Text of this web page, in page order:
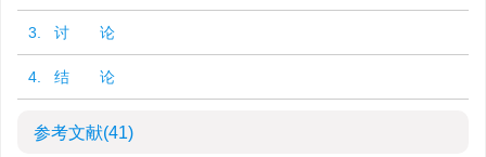
3. 讨 论
4. 结 论
参考文献(41)